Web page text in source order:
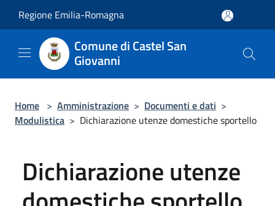
Regione Emilia-Romagna
Comune di Castel San
Giovanni
Home > Amministrazione > Documenti e dati >
Modulistica > Dichiarazione utenze domestiche sportello
Dichiarazione utenze